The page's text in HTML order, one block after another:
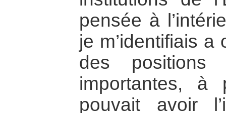
pensée à
je m’identifiais
des positions
importantes, à
pouvait avoir